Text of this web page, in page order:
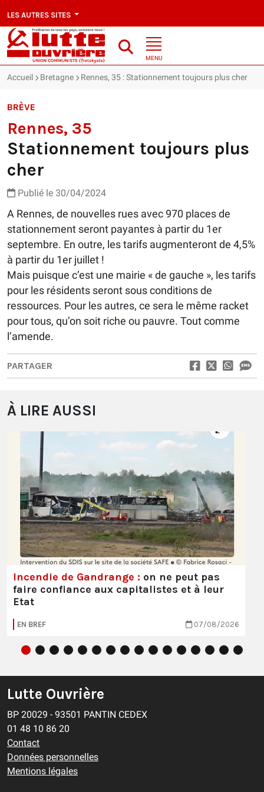
LES AUTRES SITES
MENU
Accueil Bretagne Rennes, 35 : Stationnement toujours plus cher
BRÈVE
Rennes, 35
Stationnement toujours plus
cher
Publié le 30/04/2024
A Rennes, de nouvelles rues avec 970 places de
stationnement seront payantes à partir du 1er
septembre. En outre, les tarifs augmenteront de 4,5%
à partir du 1er juillet !
Mais puisque c’est une mairie « de gauche », les tarifs
pour les résidents seront sous conditions de
ressources. Pour les autres, ce sera le même racket
pour tous, qu’on soit riche ou pauvre. Tout comme
l’amende.
PARTAGER
À LIRE AUSSI
Incendie de Gandrange : on ne peut pas
faire confiance aux capitalistes et à leur
Etat
EN BREF 07/08/2026
Lutte Ouvrière
BP 20029 - 93501 PANTIN CEDEX
01 48 10 86 20
Contact
Données personnelles
Mentions légales